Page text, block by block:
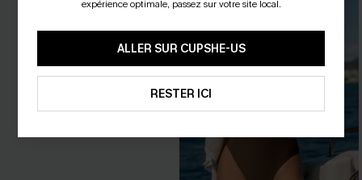
expérience optimale, passez sur votre site local.
ALLER SUR CUPSHE-US
RESTER ICI